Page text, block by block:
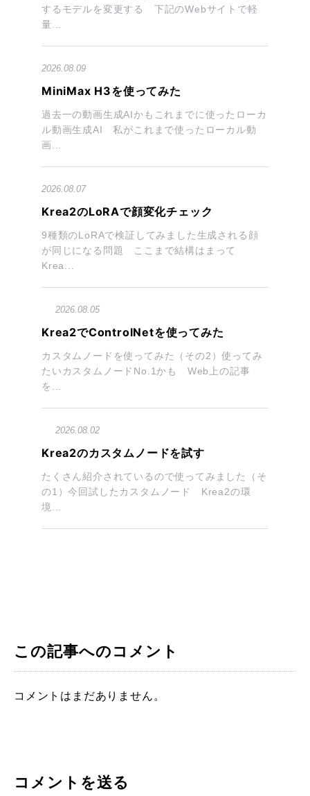
するモデルを変更する 下記のWebサイトで軽
量...
2026.08.09
MiniMax H3を使ってみた
過去一の動画生成AIかもこれまでに使ったローカ
ル動画生成AI 私がこれまで使ったローカル動
画...
2026.08.07
Krea2のLoRAで顔変化チェック
9種類のLoRAで検証してみました生成される顔
が同じになる問題 ここまで結構はまって
Krea...
2026.08.05
Krea2でControlNetを使ってみた
カスタムノードを使ってみた（その2）使ってみ
たいカスタムノードNo.1かも Web上の記事
を...
2026.08.02
Krea2のカスタムノードを試す
たくさん紹介されているので使ってみました（そ
の1）今回試したカスタムノード Krea2の環
境...
この記事へのコメント
コメントはまだありません。
コメントを送る